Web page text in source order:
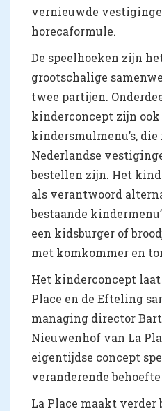
vernieuwde
horecaformule.
De speelhoeken zijn
grootschalige
twee partijen.
kinderconcept zijn ook
kindersmulmenu’s,
Nederlandse
bestellen zijn. Het
als verantwoord
bestaande
een kidsburger of
met komkommer en
Het kinderconcept
Place en de Efteling
managing director
Nieuwenhof van La
eigentijdse concept
veranderende
La Place maakt verder